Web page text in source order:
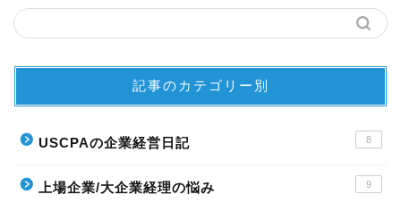
記事のカテゴリー別
USCPAの企業経営日記 8
上場企業/大企業経理の悩み 9
本ブログについて